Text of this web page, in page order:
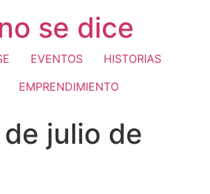
se dice
EVENTOS
HISTORIAS
EMPRENDIMIENTO
de julio de